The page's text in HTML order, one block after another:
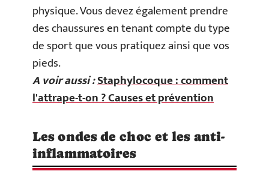
physique. Vous devez également prendre
des chaussures en tenant compte du type
de sport que vous pratiquez ainsi que vos
pieds.
A voir aussi :Staphylocoque : comment
l'attrape-t-on ? Causes et prévention
Les ondes de choc et les anti-
inflammatoires